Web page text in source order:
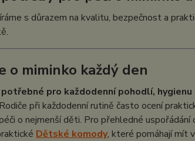
s důrazem na kvalitu, bezpečnost a
o miminko každý den
pro každodenní pohodlí,
Rodiče při každodenní rutině často ocení
o nejmenší děti. Pro přehledné
Dětské komody, které pomáhají mít